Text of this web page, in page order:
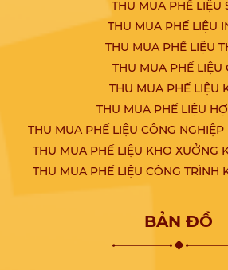
THU MUA PHẾ LIỆU
THU MUA PHẾ LIỆU
THU MUA PHẾ LIỆU
THU MUA PHẾ LIỆU
THU MUA PHẾ LIỆU
THU MUA PHẾ LIỆU
THU MUA PHẾ LIỆU CÔNG
THU MUA PHẾ LIỆU KHO XƯỞNG
THU MUA PHẾ LIỆU CÔNG TRÌNH
BẢN ĐỒ